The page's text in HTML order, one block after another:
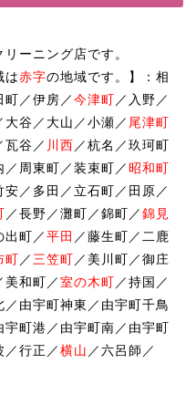
ーニング店です。
は赤字の地域です。】：相
町／伊房／今津町／入野／
大谷／大山／小瀬／ 尾津町
瓦谷／ 川西／杭名／玖珂町
周東町／装束町／ 昭和町
／多田／立石町／田原／
／長野／灘町／錦町／錦見
出町／平田 ／藤生町／二鹿
町／三笠町／美川町／御庄
美和町／室の木町／持国／
／由宇町神東／由宇町千鳥
町港／由宇町南／由宇町
／行正／横山 ／六呂師／